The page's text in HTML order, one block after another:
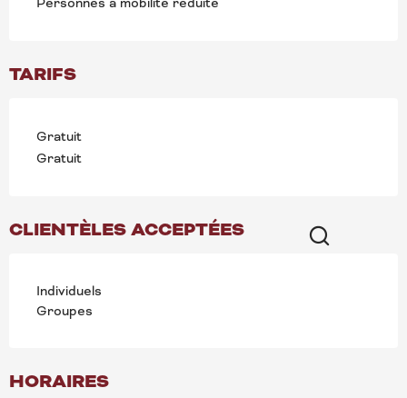
TARIFS
Gratuit
Gratuit
CLIENTÈLES ACCEPTÉES
Individuels
Groupes
HORAIRES